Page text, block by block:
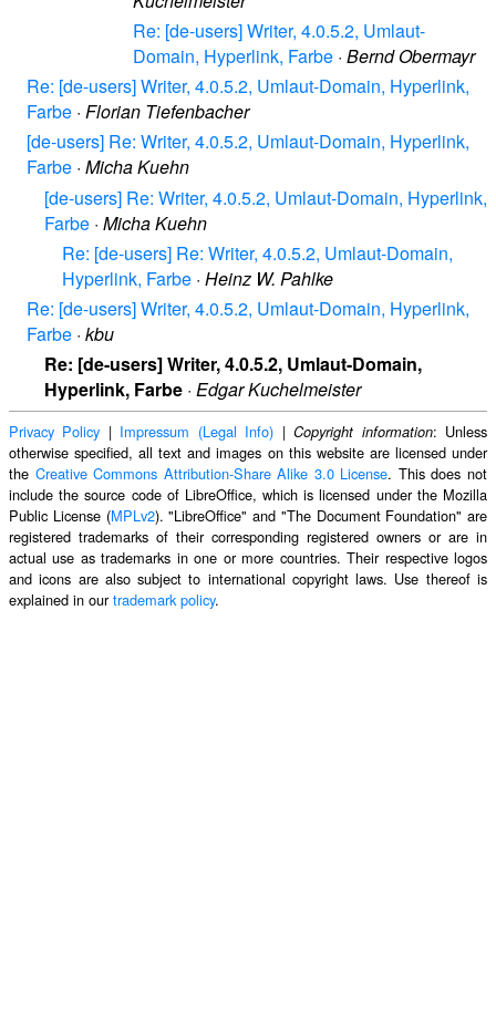
Re: [de-users] Writer, 4.0.5.2, Umlaut-
Domain, Hyperlink, Farbe · Bernd Obermayr
Re: [de-users] Writer, 4.0.5.2, Umlaut-Domain, Hyperlink,
Farbe · Florian Tiefenbacher
[de-users] Re: Writer, 4.0.5.2, Umlaut-Domain, Hyperlink,
Farbe · Micha Kuehn
[de-users] Re: Writer, 4.0.5.2, Umlaut-Domain, Hyperlink,
Farbe · Micha Kuehn
Re: [de-users] Re: Writer, 4.0.5.2, Umlaut-Domain,
Hyperlink, Farbe · Heinz W. Pahlke
Re: [de-users] Writer, 4.0.5.2, Umlaut-Domain, Hyperlink,
Farbe · kbu
Re: [de-users] Writer, 4.0.5.2, Umlaut-Domain,
Hyperlink, Farbe · Edgar Kuchelmeister
Privacy Policy | Impressum (Legal Info) |Copyright information: Unless
otherwise specified, all text and images on this website are licensed under
the Creative Commons Attribution-Share Alike 3.0 License. This does not
include the source code of LibreOffice, which is licensed under the Mozilla
Public License (MPLv2). "LibreOffice" and "The Document Foundation" are
registered trademarks of their corresponding registered owners or are in
actual use as trademarks in one or more countries. Their respective logos
and icons are also subject to international copyright laws. Use thereof is
explained in ourtrademark policy.